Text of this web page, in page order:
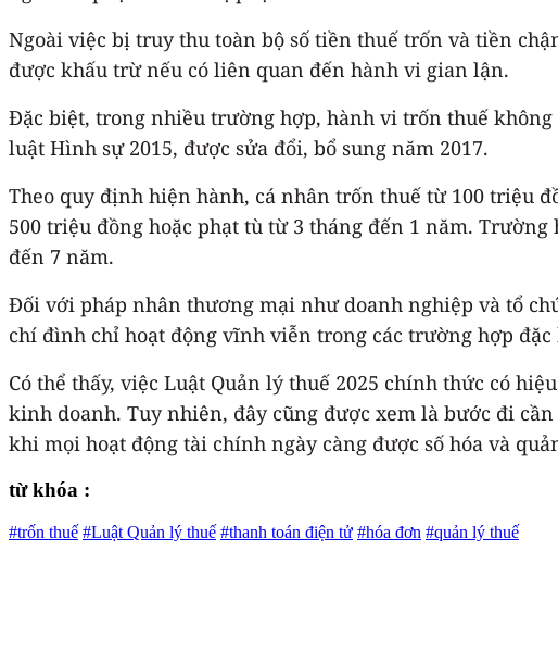
Ngoài việc bị truy thu toàn bộ số tiền thuế trốn và tiền
được khấu trừ nếu có liên quan đến hành vi gian lận.
Đặc biệt, trong nhiều trường hợp, hành vi trốn thuế
luật Hình sự 2015, được sửa đổi, bổ sung năm 2017.
Theo quy định hiện hành, cá nhân trốn thuế từ 100 triệu
500 triệu đồng hoặc phạt tù từ 3 tháng đến 1 năm.
đến 7 năm.
Đối với pháp nhân thương mại như doanh nghiệp và tổ
chí đình chỉ hoạt động vĩnh viễn trong các trường hợp
Có thể thấy, việc Luật Quản lý thuế 2025 chính thức có
kinh doanh. Tuy nhiên, đây cũng được xem là bước đi
khi mọi hoạt động tài chính ngày càng được số hóa và
từ khóa :
#trốn thuế #Luật Quản lý thuế #thanh toán điện tử #hóa đơn #quản lý thuế